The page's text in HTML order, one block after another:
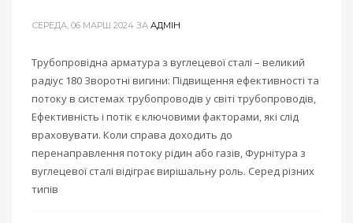
СЕРЕДА, 06 МАРШ 2024 ЗА АДМІН
Трубопровідна арматура з вуглецевої сталі – великий
радіус 180 Зворотні вигини: Підвищення ефективності та
потоку в системах трубопроводів у світі трубопроводів,
Ефективність і потік є ключовими факторами, які слід
враховувати. Коли справа доходить до
перенаправлення потоку рідин або газів, Фурнітура з
вуглецевої сталі відіграє вирішальну роль. Серед різних
типів